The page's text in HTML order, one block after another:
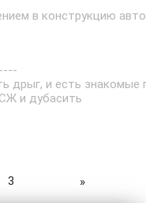
в конструкцию
дрыг, и есть
и дубасить
3 »